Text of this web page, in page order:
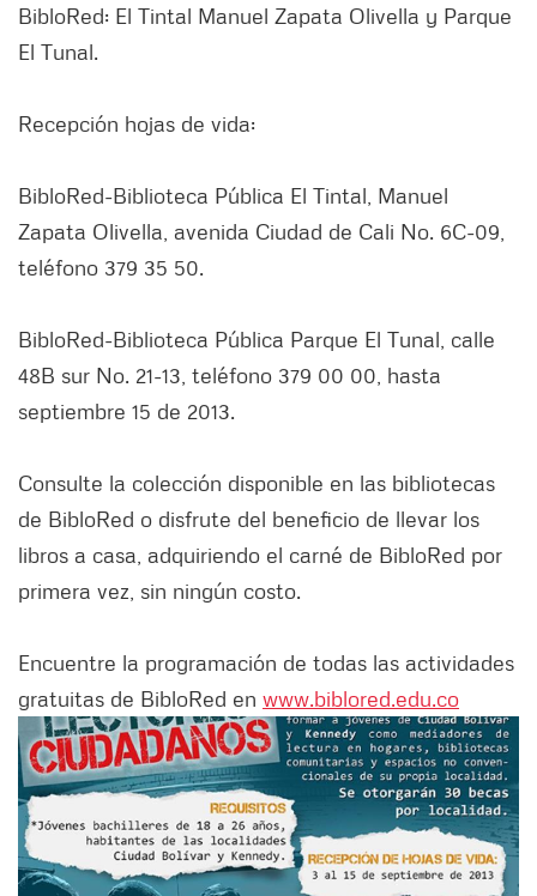
BibloRed: El Tintal Manuel Zapata Olivella y Parque
El Tunal.
Recepción hojas de vida:
BibloRed-Biblioteca Pública El Tintal, Manuel
Zapata Olivella, avenida Ciudad de Cali No. 6C-09,
teléfono 379 35 50.
BibloRed-Biblioteca Pública Parque El Tunal, calle
48B sur No. 21-13, teléfono 379 00 00, hasta
septiembre 15 de 2013.
Consulte la colección disponible en las bibliotecas
de BibloRed o disfrute del beneficio de llevar los
libros a casa, adquiriendo el carné de BibloRed por
primera vez, sin ningún costo.
Encuentre la programación de todas las actividades
gratuitas de BibloRed en www.biblored.edu.co